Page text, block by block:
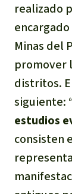
realizado
Minas del
promover
distritos.
siguiente:
estudios
consisten